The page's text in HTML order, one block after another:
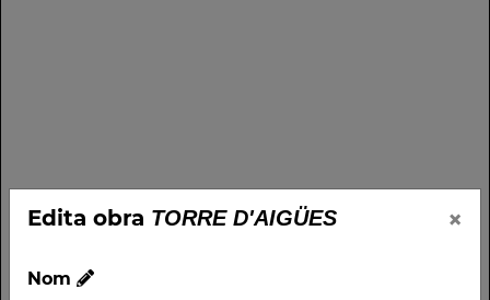
Edita obra TORRE D'AIGÜES ×
Nom